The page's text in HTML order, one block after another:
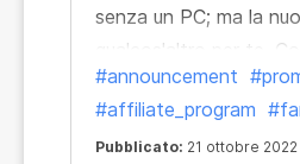
senza un PC; ma la
qualcos'altro per te.
è semplice:
#announcement
#affiliate_program
Pubblicato: 21 ottobre 2022